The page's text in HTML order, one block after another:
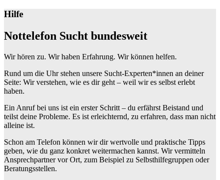
Hilfe
Nottelefon Sucht bundesweit
Wir hören zu. Wir haben Erfahrung. Wir können helfen.
Rund um die Uhr stehen unsere Sucht-Experten*innen an deiner
Seite: Wir verstehen, wie es dir geht – weil wir es selbst erlebt
haben.
Ein Anruf bei uns ist ein erster Schritt – du erfährst Beistand und
teilst deine Probleme. Es ist erleichternd, zu erfahren, dass man nicht
alleine ist.
Schon am Telefon können wir dir wertvolle und praktische Tipps
geben, wie du ganz konkret weitermachen kannst. Wir vermitteln
Ansprechpartner vor Ort, zum Beispiel zu Selbsthilfegruppen oder
Beratungsstellen.